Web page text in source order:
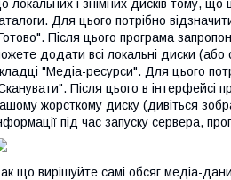
локальних і знімних дисків тому,
Для цього потрібно
Після цього програма
додати всі локальні диски (або
"Медіа-ресурси". Для цього
Після цього в інтерфейсі
жорсткому диску (дивіться
під час запуску сервера,
що вирішуйте самі обсяг медіа-